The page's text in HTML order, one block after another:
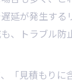
延が発生する
、トラブル防
「見積もりに